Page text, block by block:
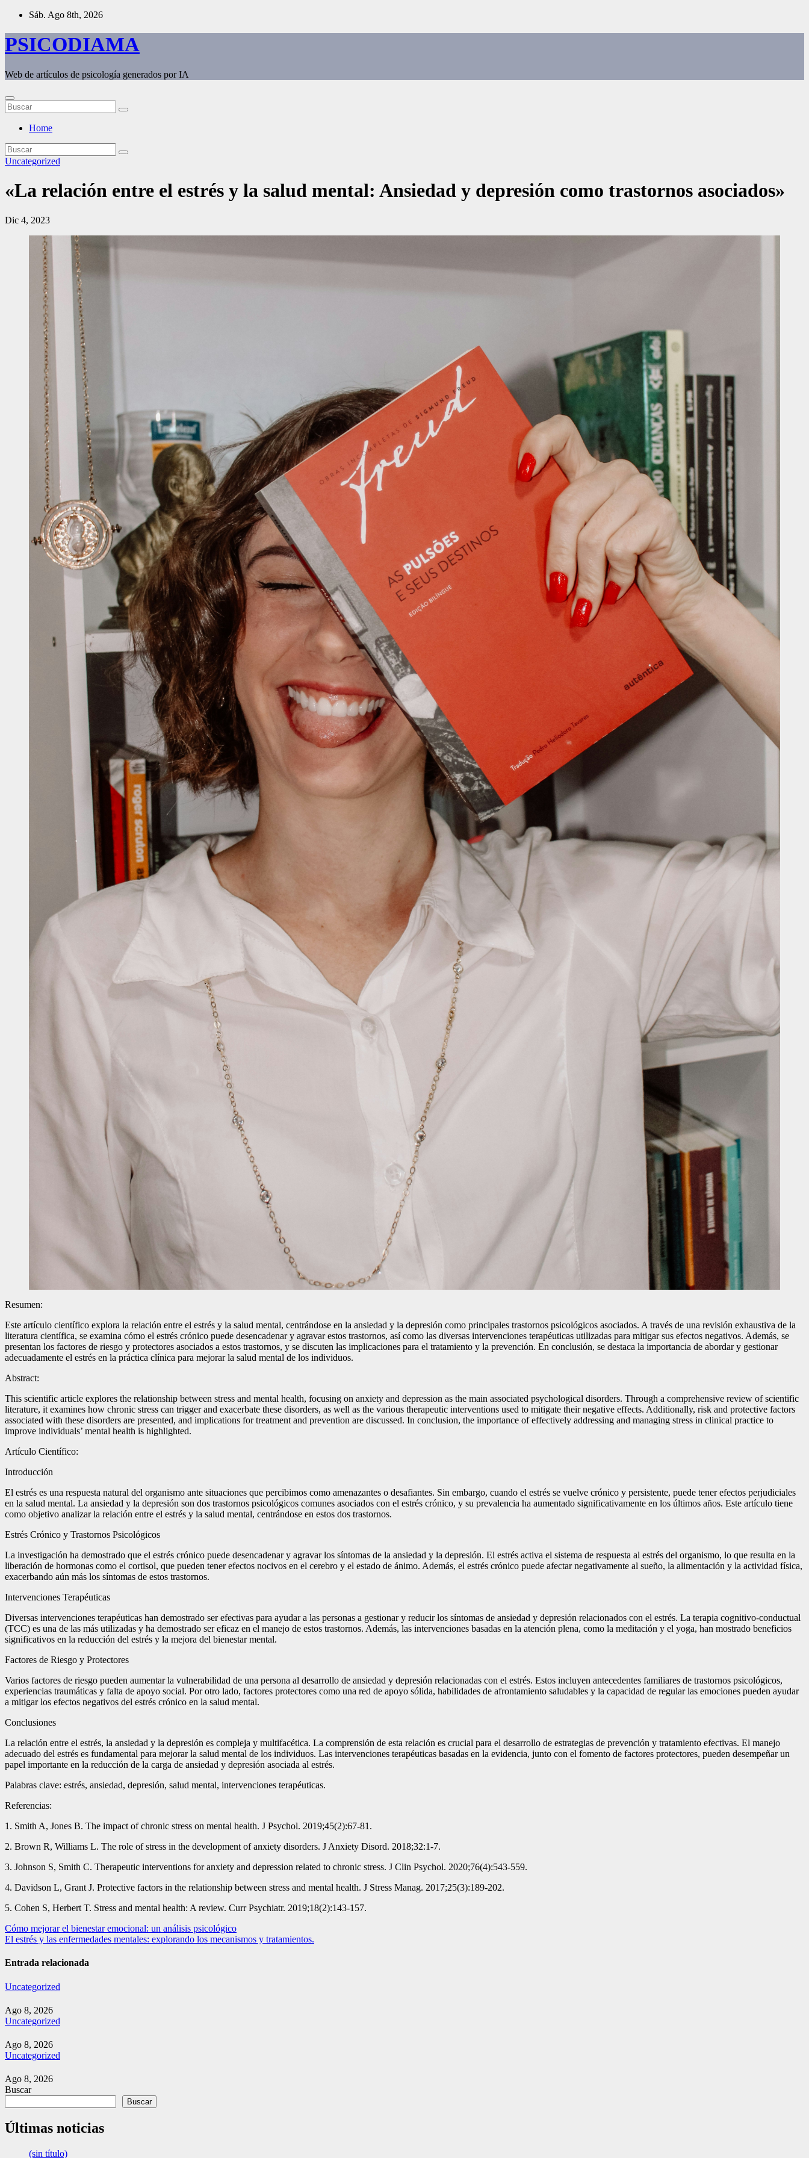
Saltar
contenido
Sáb. Ago 8th, 2026
PSICODIAMA
Web de artículos de psicología generados por IA
Home
Uncategorized
«La relación entre el estrés y la salud mental: Ansiedad y depresión como trastornos asociados»
Dic 4, 2023
Resumen:
Este artículo científico explora la relación entre el estrés y la salud mental, centrándose en la ansiedad y la depresión como principales trastornos psicológicos asociados. A través de una revisión exhaustiva de la
literatura científica, se examina cómo el estrés crónico puede desencadenar y agravar estos trastornos, así como las diversas intervenciones terapéuticas utilizadas para mitigar sus efectos negativos. Además, se
presentan los factores de riesgo y protectores asociados a estos trastornos, y se discuten las implicaciones para el tratamiento y la prevención. En conclusión, se destaca la importancia de abordar y gestionar
adecuadamente el estrés en la práctica clínica para mejorar la salud mental de los individuos.
Abstract:
This scientific article explores the relationship between stress and mental health, focusing on anxiety and depression as the main associated psychological disorders. Through a comprehensive review of scientific
literature, it examines how chronic stress can trigger and exacerbate these disorders, as well as the various therapeutic interventions used to mitigate their negative effects. Additionally, risk and protective factors
associated with these disorders are presented, and implications for treatment and prevention are discussed. In conclusion, the importance of effectively addressing and managing stress in clinical practice to
improve individuals’ mental health is highlighted.
Artículo Científico:
Introducción
El estrés es una respuesta natural del organismo ante situaciones que percibimos como amenazantes o desafiantes. Sin embargo, cuando el estrés se vuelve crónico y persistente, puede tener efectos perjudiciales
en la salud mental. La ansiedad y la depresión son dos trastornos psicológicos comunes asociados con el estrés crónico, y su prevalencia ha aumentado significativamente en los últimos años. Este artículo tiene
como objetivo analizar la relación entre el estrés y la salud mental, centrándose en estos dos trastornos.
Estrés Crónico y Trastornos Psicológicos
La investigación ha demostrado que el estrés crónico puede desencadenar y agravar los síntomas de la ansiedad y la depresión. El estrés activa el sistema de respuesta al estrés del organismo, lo que resulta en la
liberación de hormonas como el cortisol, que pueden tener efectos nocivos en el cerebro y el estado de ánimo. Además, el estrés crónico puede afectar negativamente al sueño, la alimentación y la actividad física,
exacerbando aún más los síntomas de estos trastornos.
Intervenciones Terapéuticas
Diversas intervenciones terapéuticas han demostrado ser efectivas para ayudar a las personas a gestionar y reducir los síntomas de ansiedad y depresión relacionados con el estrés. La terapia cognitivo-conductual
(TCC) es una de las más utilizadas y ha demostrado ser eficaz en el manejo de estos trastornos. Además, las intervenciones basadas en la atención plena, como la meditación y el yoga, han mostrado beneficios
significativos en la reducción del estrés y la mejora del bienestar mental.
Factores de Riesgo y Protectores
Varios factores de riesgo pueden aumentar la vulnerabilidad de una persona al desarrollo de ansiedad y depresión relacionadas con el estrés. Estos incluyen antecedentes familiares de trastornos psicológicos,
experiencias traumáticas y falta de apoyo social. Por otro lado, factores protectores como una red de apoyo sólida, habilidades de afrontamiento saludables y la capacidad de regular las emociones pueden ayudar
a mitigar los efectos negativos del estrés crónico en la salud mental.
Conclusiones
La relación entre el estrés, la ansiedad y la depresión es compleja y multifacética. La comprensión de esta relación es crucial para el desarrollo de estrategias de prevención y tratamiento efectivas. El manejo
adecuado del estrés es fundamental para mejorar la salud mental de los individuos. Las intervenciones terapéuticas basadas en la evidencia, junto con el fomento de factores protectores, pueden desempeñar un
papel importante en la reducción de la carga de ansiedad y depresión asociada al estrés.
Palabras clave: estrés, ansiedad, depresión, salud mental, intervenciones terapéuticas.
Referencias:
1. Smith A, Jones B. The impact of chronic stress on mental health. J Psychol. 2019;45(2):67-81.
2. Brown R, Williams L. The role of stress in the development of anxiety disorders. J Anxiety Disord. 2018;32:1-7.
3. Johnson S, Smith C. Therapeutic interventions for anxiety and depression related to chronic stress. J Clin Psychol. 2020;76(4):543-559.
4. Davidson L, Grant J. Protective factors in the relationship between stress and mental health. J Stress Manag. 2017;25(3):189-202.
5. Cohen S, Herbert T. Stress and mental health: A review. Curr Psychiatr. 2019;18(2):143-157.
Navegación
de
entradas
Cómo mejorar el bienestar emocional: un análisis psicológico
El estrés y las enfermedades mentales: explorando los mecanismos y tratamientos.
Entrada relacionada
Uncategorized
Ago 8, 2026
Uncategorized
Ago 8, 2026
Uncategorized
Ago 8, 2026
Buscar
Buscar
Últimas noticias
(sin título)